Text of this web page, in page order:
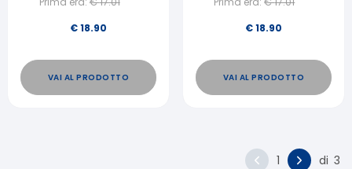
€18.90
VAI AL PRODOTTO
€18.90
VAI AL PRODOTTO
1 di 3